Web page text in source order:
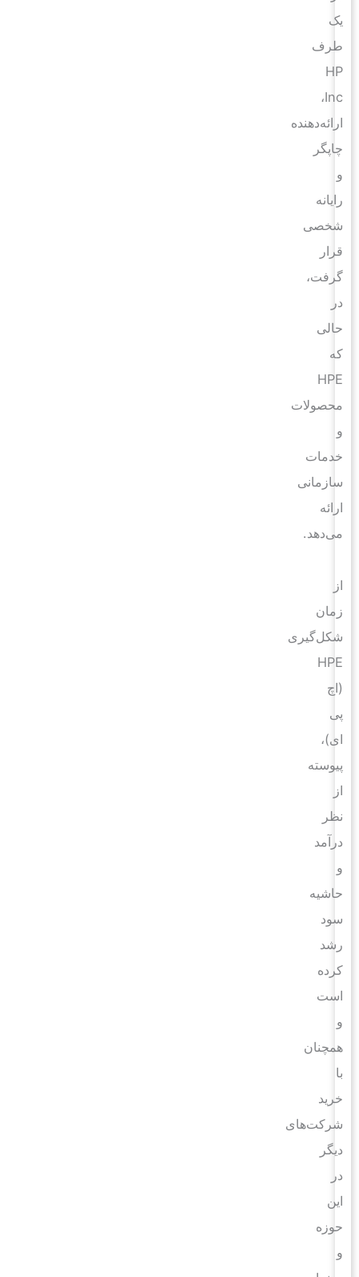
طرف
HP
Inc،
ارائه‌دهنده
چاپگر
رایانه
شخصی
قرار
گرفت،
حالی
HPE
محصولات
خدمات
سازمانی
ارائه
می‌دهد.
زمان
شکل‌گیری
HPE
ای)،
پیوسته
نظر
درآمد
حاشیه
سود
رشد
کرده
است
همچنان
خرید
شرکت‌های
دیگر
حوزه